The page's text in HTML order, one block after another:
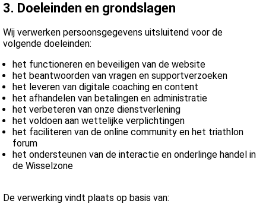
3. Doeleinden en grondslagen
Wij verwerken persoonsgegevens uitsluitend voor de
volgende doeleinden:
het functioneren en beveiligen van de website
het beantwoorden van vragen en supportverzoeken
het leveren van digitale coaching en content
het afhandelen van betalingen en administratie
het verbeteren van onze dienstverlening
het voldoen aan wettelijke verplichtingen
het faciliteren van de online community en het triathlon
forum
het ondersteunen van de interactie en onderlinge handel in
de Wisselzone
De verwerking vindt plaats op basis van: